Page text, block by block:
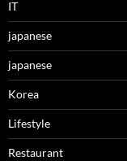
IT
japanese
japanese
Korea
Lifestyle
Restaurant